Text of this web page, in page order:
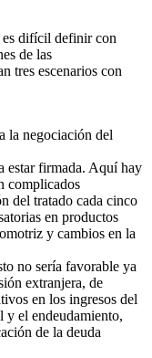
es difícil definir con
de las
tres escenarios con
la negociación del
estar firmada. Aquí hay
complicados
del tratado cada cinco
en productos
y cambios en la
no sería favorable ya
extranjera, de
en los ingresos del
y el endeudamiento,
de la deuda